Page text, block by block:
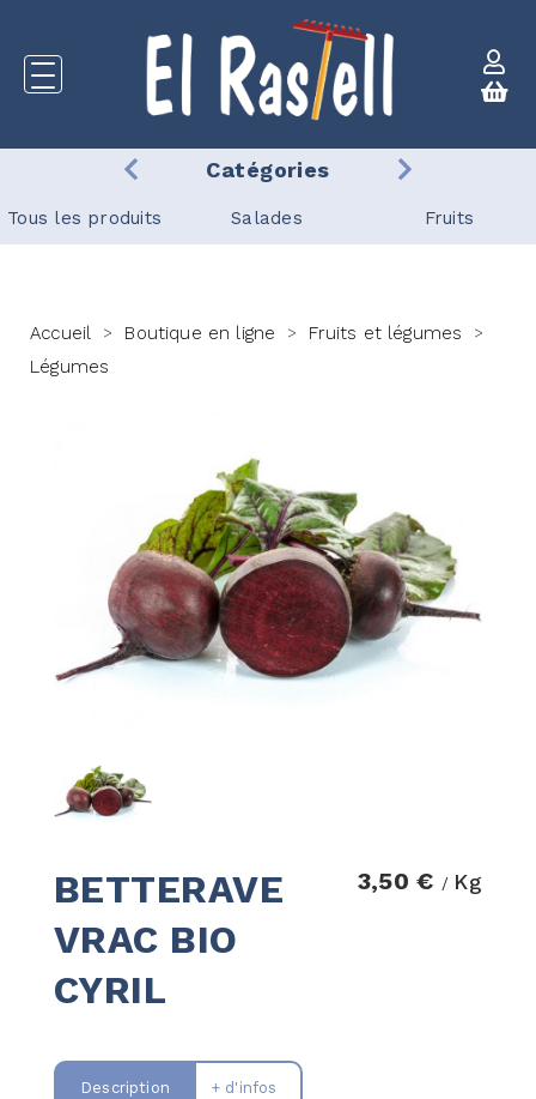
Catégories
Tous les produits Salades Fruits
Accueil > Boutique en ligne > Fruits et légumes >
Légumes
BETTERAVE
VRAC BIO
CYRIL
3,50 € / Kg
Description + d'infos